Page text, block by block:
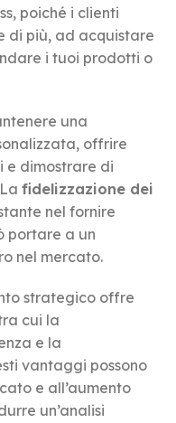
poiché i clienti
di più, ad acquistare
i tuoi prodotti o
una
offrire
e dimostrare di
fidelizzazione dei
nel fornire
portare a un
nel mercato.
strategico offre
cui la
e la
vantaggi possono
e all’aumento
un’analisi